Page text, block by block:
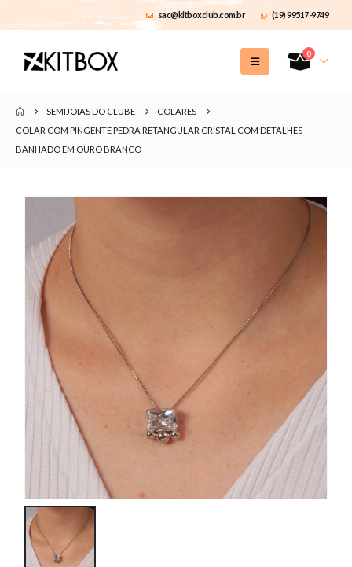
sac@kitboxclub.com.br (19) 99517-9749
0
SEMIJOIAS DO CLUBE
COLARES
COLAR COM PINGENTE PEDRA RETANGULAR CRISTAL COM DETALHES
BANHADO EM OURO BRANCO